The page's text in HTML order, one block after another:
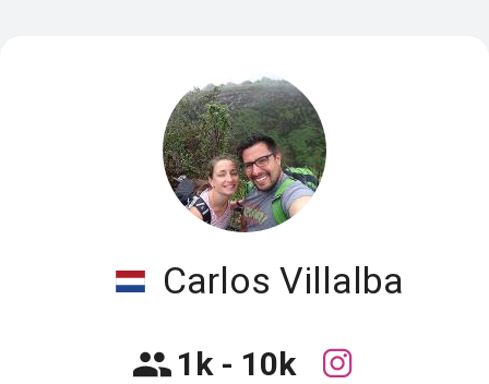
Carlos Villalba
1k - 10k